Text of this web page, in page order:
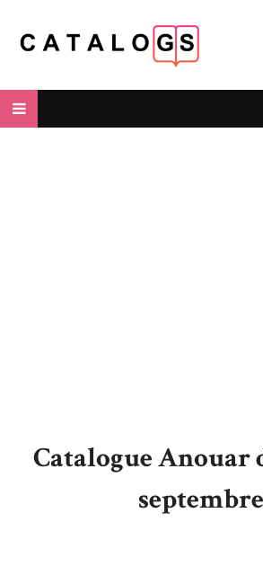
Catalogue Anouar
septembre